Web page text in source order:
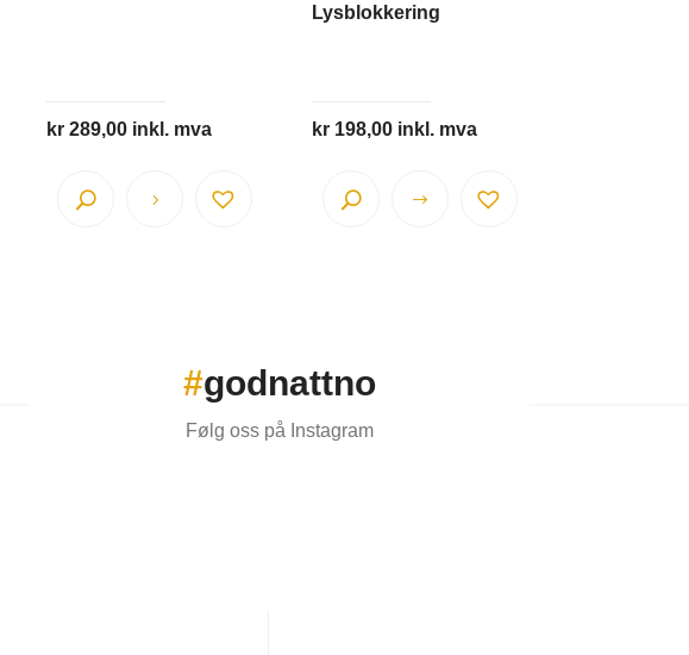
kr289,00 inkl. mva
Lysblokkering
kr198,00 inkl. mva
Dette
#godnattno
Følg oss på Instagram